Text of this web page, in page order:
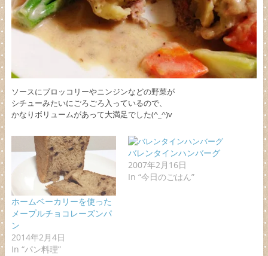
ソースにブロッコリーやニンジンなどの野菜が
シチューみたいにごろごろ入っているので、
かなりボリュームがあって大満足でした(^_^)v
ホームベーカリーを使った
メープルチョコレーズンパ
ン
2014年2月4日
In “パン料理”
バレンタインハンバーグ
2007年2月16日
In “今日のごはん”